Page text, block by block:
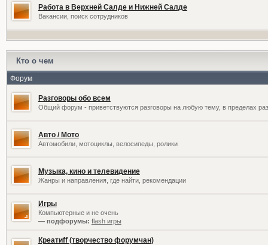
Работа в Верхней Салде и Нижней Салде
Вакансии, поиск сотрудников
Кто о чем
Форум
Разговоры обо всем
Общий форум - приветствуются разговоры на любую тему, в пределах
Авто / Мото
Автомобили, мотоциклы, велосипеды, ролики
Музыка, кино и телевидение
Жанры и направления, где найти, рекомендации
Игры
Компьютерные и не очень
— подфорумы: flash игры
Креатиff (творчество форумчан)